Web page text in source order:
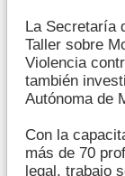
La Secretaría
Taller sobre
Violencia
también
Autónoma de
Con la
más de 70
legal, trabajo